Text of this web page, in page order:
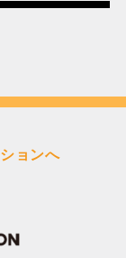
ョンへ